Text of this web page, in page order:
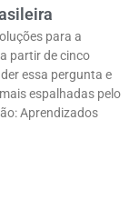
para a
partir de cinco
essa pergunta e
espalhadas pelo
Aprendizados